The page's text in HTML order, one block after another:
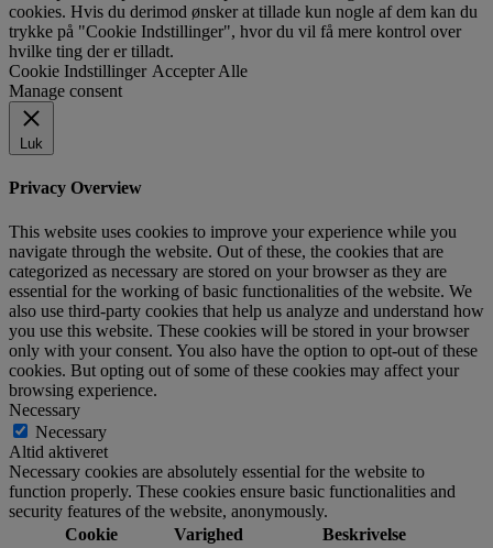
cookies. Hvis du derimod ønsker at tillade kun nogle af dem kan du
trykke på "Cookie Indstillinger", hvor du vil få mere kontrol over
hvilke ting der er tilladt.
Cookie Indstillinger Accepter Alle
Manage consent
Luk
Privacy Overview
This website uses cookies to improve your experience while you
navigate through the website. Out of these, the cookies that are
categorized as necessary are stored on your browser as they are
essential for the working of basic functionalities of the website. We
also use third-party cookies that help us analyze and understand how
you use this website. These cookies will be stored in your browser
only with your consent. You also have the option to opt-out of these
cookies. But opting out of some of these cookies may affect your
browsing experience.
Necessary
Necessary
Altid aktiveret
Necessary cookies are absolutely essential for the website to
function properly. These cookies ensure basic functionalities and
security features of the website, anonymously.
Cookie
Varighed Beskrivelse